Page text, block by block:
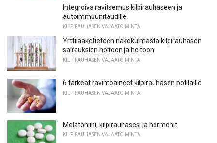
Integroiva ravitsemus kilpirauhaseen ja
autoimmuunitaudille
KILPIRAUHASEN VAJAATOIMINTA
Yrttilääketieteen näkökulmasta kilpirauhasen
sairauksien hoitoon ja hoitoon
KILPIRAUHASEN VAJAATOIMINTA
6 tärkeät ravintoaineet kilpirauhasen potilaille
KILPIRAUHASEN VAJAATOIMINTA
Melatoniini, kilpirauhasesi ja hormonit
KILPIRAUHASEN VAJAATOIMINTA